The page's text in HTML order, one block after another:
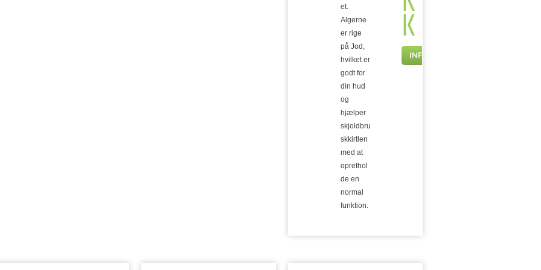
et.
Algerne
er rige
på Jod,
hvilket er
godt for
din hud
og
hjælper
skjoldbru
skkirtlen
med at
oprethol
de en
normal
funktion.
K
INFO